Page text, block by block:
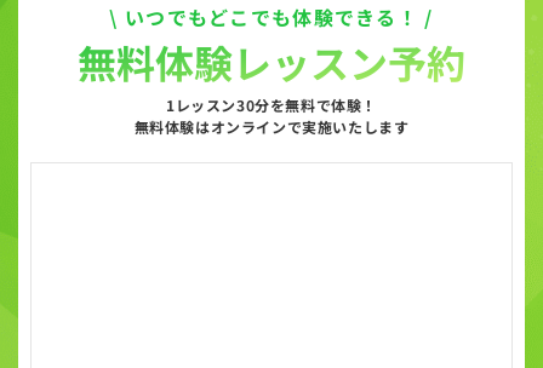
\ いつでもどこでも体験できる！ /
無料体験レッスン予約
1レッスン30分を無料で体験！
無料体験はオンラインで実施いたします